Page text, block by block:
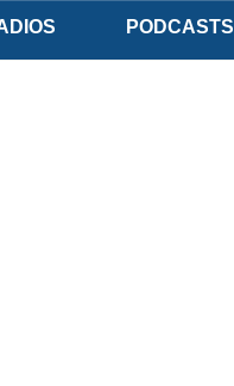
PODCASTS